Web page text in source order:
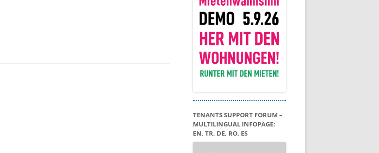
TENANTS SUPPORT FORUM –
MULTILINGUAL INFOPAGE:
EN, TR, DE, RO, ES